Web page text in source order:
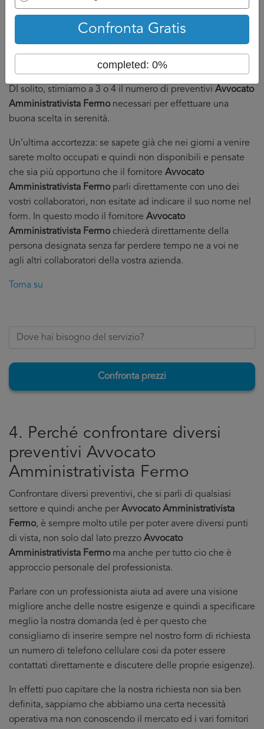
Da un lato voi non siate sommersi dalle telefonate e
quindi possiate dedicare il tempo necessario ai
da poter fare serenamente la vostra scelta.
DI solito, stimiamo a 3 o 4 il numero di preventivi Avvocato
Amministrativista Fermonecessari per effettuare una
buona scelta in serenità.
Un’ultima accortezza: se sapete già che nei giorni a venire
sarete molto occupati e quindi non disponibili e pensate
che sia più opportuno che il fornitore Avvocato
Amministrativista Fermoparli direttamente con uno dei
vostri collaboratori, non esitate ad indicare il suo nome nel
form. In questo modo il fornitore Avvocato
Amministrativista Fermochiederà direttamente della
persona designata senza far perdere tempo ne a voi ne
agli altri collaboratori della vostra azienda.
Torna su
Confronta prezzi
4. Perché confrontare diversi
preventivi Avvocato
Amministrativista Fermo
Confrontare diversi preventivi, che si parli di qualsiasi
settore e quindi anche perAvvocato Amministrativista
Fermo, è sempre molto utile per poter avere diversi punti
di vista, non solo dal lato prezzo Avvocato
Amministrativista Fermoma anche per tutto cio che è
approccio personale del professionista.
Parlare con un professionista aiuta ad avere una visione
migliore anche delle nostre esigenze e quindi a specificare
meglio la nostra domanda (ed è per questo che
consigliamo di inserire sempre nel nostro form di richiesta
un numero di telefono cellulare cosi da poter essere
contattati direttamente e discutere delle proprie esigenze).
In effetti puo capitare che la nostra richiesta non sia ben
definita, sappiamo che abbiamo una certa necessità
operativa ma non conoscendo il mercato ed i vari fornitori
Confronta Gratis
completed: 0%